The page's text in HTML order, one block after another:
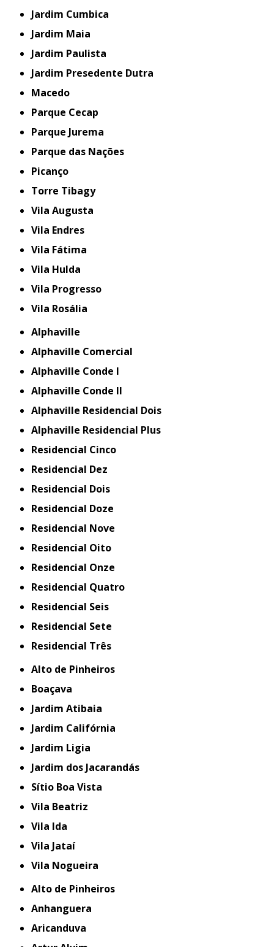
Jardim Cumbica
Jardim Maia
Jardim Paulista
Jardim Presedente Dutra
Macedo
Parque Cecap
Parque Jurema
Parque das Nações
Picanço
Torre Tibagy
Vila Augusta
Vila Endres
Vila Fátima
Vila Hulda
Vila Progresso
Vila Rosália
Alphaville
Alphaville Comercial
Alphaville Conde I
Alphaville Conde II
Alphaville Residencial Dois
Alphaville Residencial Plus
Residencial Cinco
Residencial Dez
Residencial Dois
Residencial Doze
Residencial Nove
Residencial Oito
Residencial Onze
Residencial Quatro
Residencial Seis
Residencial Sete
Residencial Três
Alto de Pinheiros
Boaçava
Jardim Atibaia
Jardim Califórnia
Jardim Ligia
Jardim dos Jacarandás
Sítio Boa Vista
Vila Beatriz
Vila Ida
Vila Jataí
Vila Nogueira
Alto de Pinheiros
Anhanguera
Aricanduva